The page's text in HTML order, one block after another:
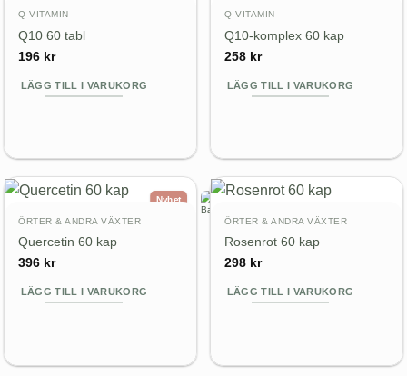
Q-VITAMIN
Q10 60 tabl
196 kr
LÄGG TILL I VARUKORG
Q-VITAMIN
Q10-komplex 60 kap
258 kr
LÄGG TILL I VARUKORG
Nyhet
ÖRTER & ANDRA VÄXTER
Quercetin 60 kap
396 kr
LÄGG TILL I VARUKORG
ÖRTER & ANDRA VÄXTER
Rosenrot 60 kap
298 kr
LÄGG TILL I VARUKORG